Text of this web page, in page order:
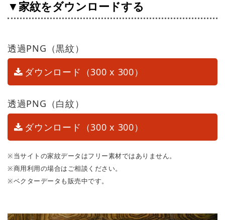
▼家紋をダウンロードする
透過PNG（黒紋）
ダウンロード（300 x 300）
透過PNG（白紋）
ダウンロード（300 x 300）
※当サイトの家紋データはフリー素材ではありません。
※商用利用の場合はご相談ください。
※ベクターデータも販売中です。